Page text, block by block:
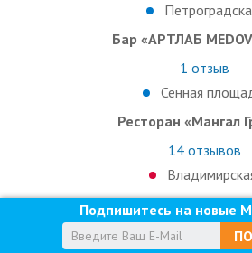
Бар «АРТЛАБ
1 отзыв
Сенная
Ресторан «Мангал
14отзывов
Подпишитесь на новые